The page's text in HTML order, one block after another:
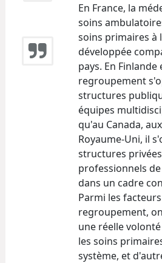
En France, la
soins
soins primaires à
développée
pays. En Finlande
regroupement
structures
équipes
qu'au Canada,
Royaume-Uni, il
structures
professionnels
dans un cadre
Parmi les
regroupement,
une réelle
les soins
système, et